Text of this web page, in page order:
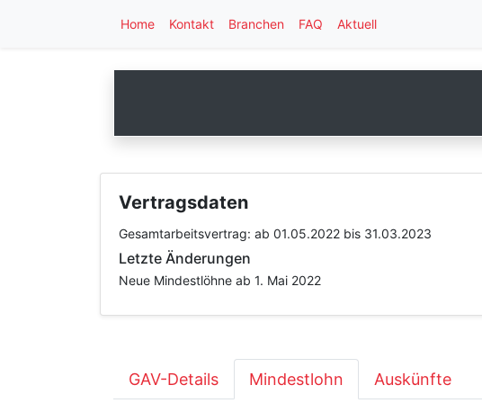
Home Kontakt Branchen FAQ Aktuell
Vertragsdaten
Gesamtarbeitsvertrag: ab 01.05.2022 bis 31.03.2023
Letzte Änderungen
Neue Mindestlöhne ab 1. Mai 2022
GAV-Details Mindestlohn Auskünfte